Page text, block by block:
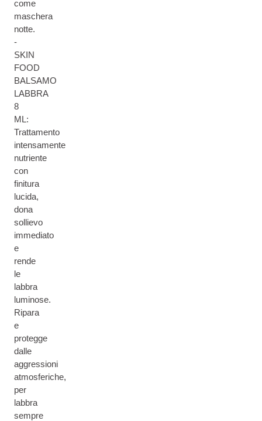
come
maschera
notte.
-
SKIN
FOOD
BALSAMO
LABBRA
8
ML:
Trattamento
intensamente
nutriente
con
finitura
lucida,
dona
sollievo
immediato
e
rende
le
labbra
luminose.
Ripara
e
protegge
dalle
aggressioni
atmosferiche,
per
labbra
sempre